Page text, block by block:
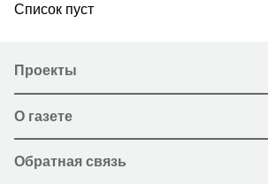
Список пуст
Проекты
О газете
Обратная связь